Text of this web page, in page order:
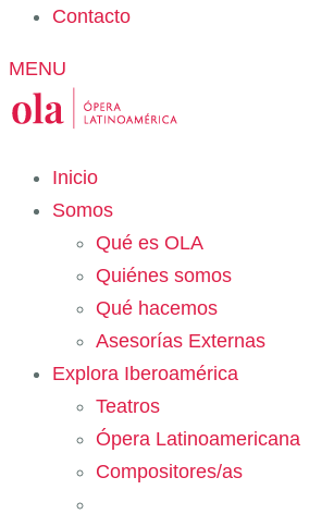
Contacto
MENU
Inicio
Somos
Qué es OLA
Quiénes somos
Qué hacemos
Asesorías Externas
Explora Iberoamérica
Teatros
Ópera Latinoamericana
Compositores/as